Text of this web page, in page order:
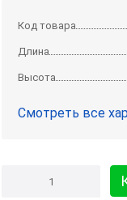
Код товара
Длина
Высота
Смотреть все